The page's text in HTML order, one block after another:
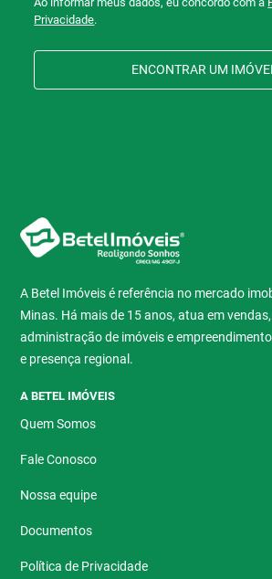
Privacidade.
ENCONTRAR UM
A Betel Imóveis é referência no mercado
Minas. Há mais de 15 anos, atua em
administração de imóveis e
e presença regional.
A BETEL IMÓVEIS
Quem Somos
Fale Conosco
Nossa equipe
Documentos
Política de Privacidade